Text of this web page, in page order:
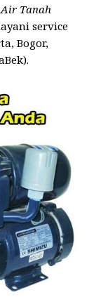
Air Tanah
service
Bogor,